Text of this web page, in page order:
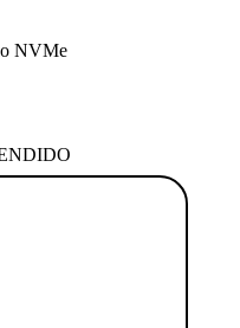
NVMe